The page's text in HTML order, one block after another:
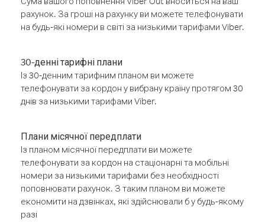
рахунок. За гроші на рахунку ви можете телефонувати
на будь-які номери в світі за низькими тарифами Viber.
30-денні тарифні плани
Із 30-денним тарифним планом ви можете
телефонувати за кордон у вибрану країну протягом 30
днів за низькими тарифами Viber.
Плани місячної передплати
Із планом місячної передплати ви можете
телефонувати за кордон на стаціонарні та мобільні
номери за низькими тарифами без необхідності
поповнювати рахунок. З таким планом ви можете
економити на дзвінках, які здійснювали б у будь-якому
разі